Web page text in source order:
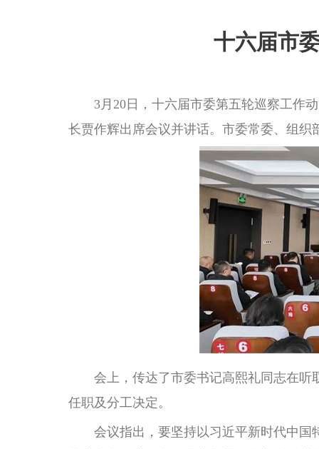
十六届市
3月20日，十六届市委第五轮巡察工作动
长贾作辉出席会议并讲话。市委常委、组
会上，传达了市委书记高熙礼同志在听
任职及分工决定。
会议指出，要坚持以习近平新时代中国